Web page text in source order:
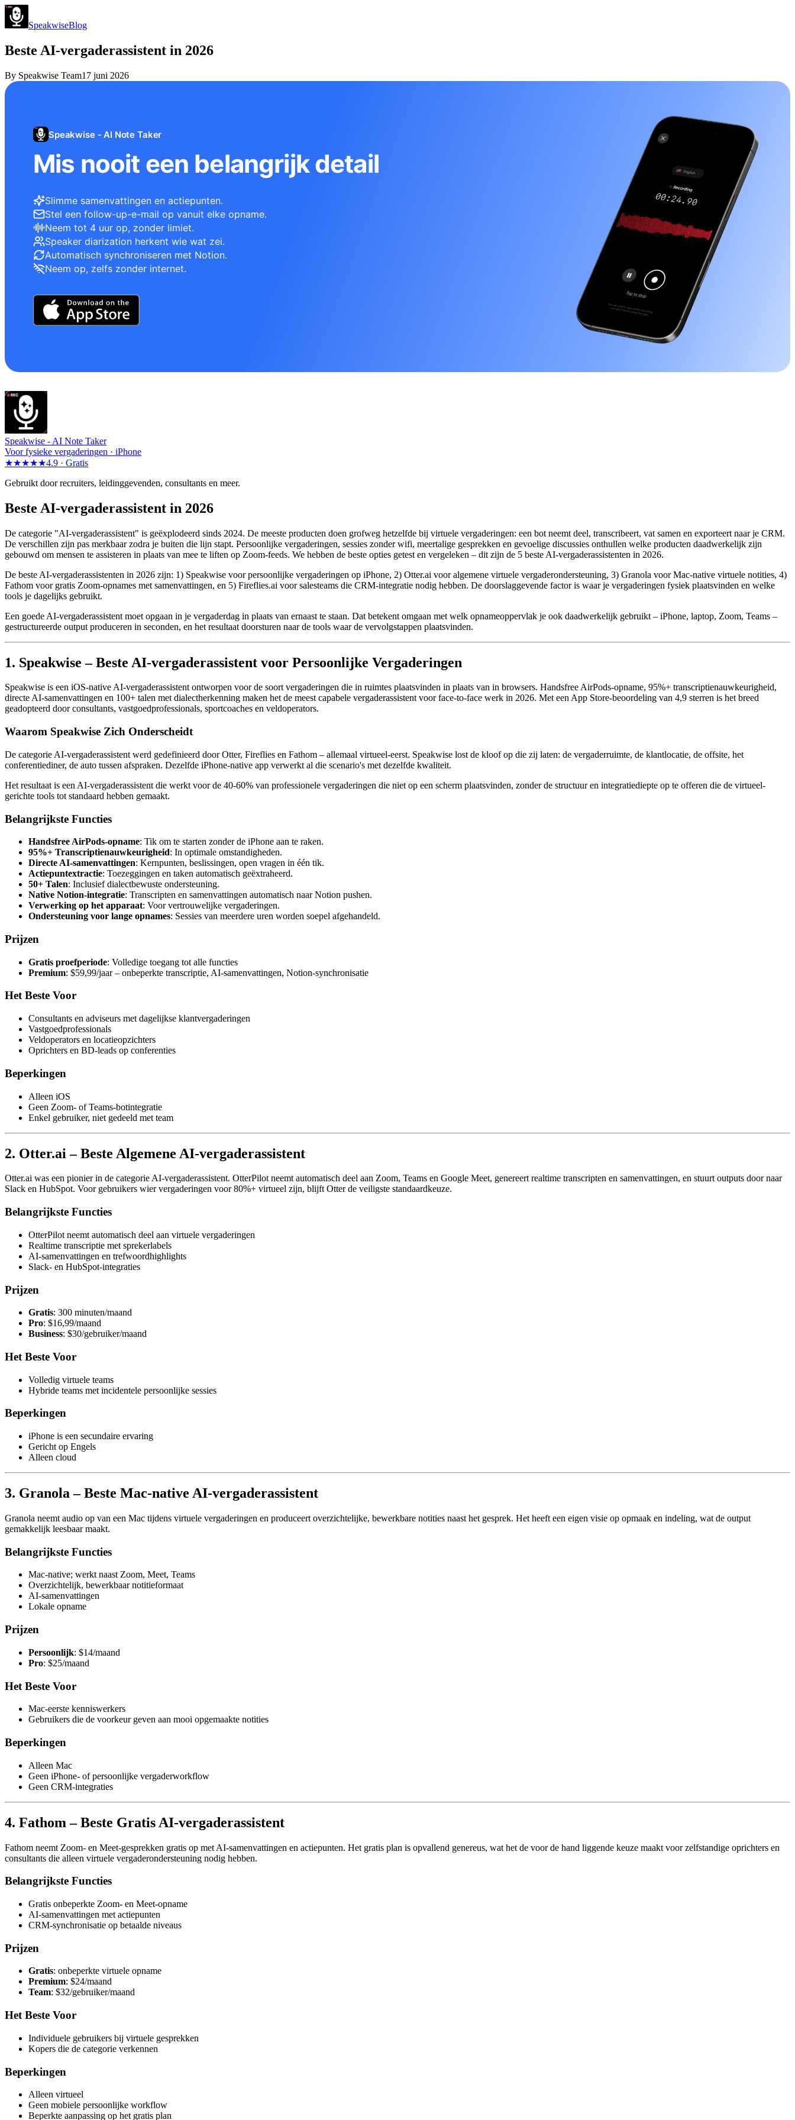
SpeakwiseBlog
Beste AI-vergaderassistent in 2026
By Speakwise Team17 juni 2026
Speakwise - AI Note Taker
Mis nooit een belangrijk detail
Slimme samenvattingen en actiepunten.
Stel een follow-up-e-mail op vanuit elke opname.
Neem tot 4 uur op, zonder limiet.
Speaker diarization herkent wie wat zei.
Automatisch synchroniseren met Notion.
Neem op, zelfs zonder internet.
Speakwise - AI Note Taker
Voor fysieke vergaderingen · iPhone
★★★★★4.9 · Gratis
Gebruikt door recruiters, leidinggevenden, consultants en meer.
Beste AI-vergaderassistent in 2026
De categorie "AI-vergaderassistent" is geëxplodeerd sinds 2024. De meeste producten doen grofweg hetzelfde bij virtuele vergaderingen: een bot neemt deel, transcribeert, vat samen en exporteert naar je CRM.
De verschillen zijn pas merkbaar zodra je buiten die lijn stapt. Persoonlijke vergaderingen, sessies zonder wifi, meertalige gesprekken en gevoelige discussies onthullen welke producten daadwerkelijk zijn
gebouwd om mensen te assisteren in plaats van mee te liften op Zoom-feeds. We hebben de beste opties getest en vergeleken – dit zijn de 5 beste AI-vergaderassistenten in 2026.
De beste AI-vergaderassistenten in 2026 zijn: 1) Speakwise voor persoonlijke vergaderingen op iPhone, 2) Otter.ai voor algemene virtuele vergaderondersteuning, 3) Granola voor Mac-native virtuele notities, 4)
Fathom voor gratis Zoom-opnames met samenvattingen, en 5) Fireflies.ai voor salesteams die CRM-integratie nodig hebben. De doorslaggevende factor is waar je vergaderingen fysiek plaatsvinden en welke
tools je dagelijks gebruikt.
Een goede AI-vergaderassistent moet opgaan in je vergaderdag in plaats van ernaast te staan. Dat betekent omgaan met welk opnameoppervlak je ook daadwerkelijk gebruikt – iPhone, laptop, Zoom, Teams –
gestructureerde output produceren in seconden, en het resultaat doorsturen naar de tools waar de vervolgstappen plaatsvinden.
1. Speakwise – Beste AI-vergaderassistent voor Persoonlijke Vergaderingen
Speakwise is een iOS-native AI-vergaderassistent ontworpen voor de soort vergaderingen die in ruimtes plaatsvinden in plaats van in browsers. Handsfree AirPods-opname, 95%+ transcriptienauwkeurigheid,
directe AI-samenvattingen en 100+ talen met dialectherkenning maken het de meest capabele vergaderassistent voor face-to-face werk in 2026. Met een App Store-beoordeling van 4,9 sterren is het breed
geadopteerd door consultants, vastgoedprofessionals, sportcoaches en veldoperators.
Waarom Speakwise Zich Onderscheidt
De categorie AI-vergaderassistent werd gedefinieerd door Otter, Fireflies en Fathom – allemaal virtueel-eerst. Speakwise lost de kloof op die zij laten: de vergaderruimte, de klantlocatie, de offsite, het
conferentiediner, de auto tussen afspraken. Dezelfde iPhone-native app verwerkt al die scenario's met dezelfde kwaliteit.
Het resultaat is een AI-vergaderassistent die werkt voor de 40-60% van professionele vergaderingen die niet op een scherm plaatsvinden, zonder de structuur en integratiediepte op te offeren die de virtueel-
gerichte tools tot standaard hebben gemaakt.
Belangrijkste Functies
Handsfree AirPods-opname: Tik om te starten zonder de iPhone aan te raken.
95%+ Transcriptienauwkeurigheid: In optimale omstandigheden.
Directe AI-samenvattingen: Kernpunten, beslissingen, open vragen in één tik.
Actiepuntextractie: Toezeggingen en taken automatisch geëxtraheerd.
50+ Talen: Inclusief dialectbewuste ondersteuning.
Native Notion-integratie: Transcripten en samenvattingen automatisch naar Notion pushen.
Verwerking op het apparaat: Voor vertrouwelijke vergaderingen.
Ondersteuning voor lange opnames: Sessies van meerdere uren worden soepel afgehandeld.
Prijzen
Gratis proefperiode: Volledige toegang tot alle functies
Premium: $59,99/jaar – onbeperkte transcriptie, AI-samenvattingen, Notion-synchronisatie
Het Beste Voor
Consultants en adviseurs met dagelijkse klantvergaderingen
Vastgoedprofessionals
Veldoperators en locatieopzichters
Oprichters en BD-leads op conferenties
Beperkingen
Alleen iOS
Geen Zoom- of Teams-botintegratie
Enkel gebruiker, niet gedeeld met team
2. Otter.ai – Beste Algemene AI-vergaderassistent
Otter.ai was een pionier in de categorie AI-vergaderassistent. OtterPilot neemt automatisch deel aan Zoom, Teams en Google Meet, genereert realtime transcripten en samenvattingen, en stuurt outputs door naar
Slack en HubSpot. Voor gebruikers wier vergaderingen voor 80%+ virtueel zijn, blijft Otter de veiligste standaardkeuze.
Belangrijkste Functies
OtterPilot neemt automatisch deel aan virtuele vergaderingen
Realtime transcriptie met sprekerlabels
AI-samenvattingen en trefwoordhighlights
Slack- en HubSpot-integraties
Prijzen
Gratis: 300 minuten/maand
Pro: $16,99/maand
Business: $30/gebruiker/maand
Het Beste Voor
Volledig virtuele teams
Hybride teams met incidentele persoonlijke sessies
Beperkingen
iPhone is een secundaire ervaring
Gericht op Engels
Alleen cloud
3. Granola – Beste Mac-native AI-vergaderassistent
Granola neemt audio op van een Mac tijdens virtuele vergaderingen en produceert overzichtelijke, bewerkbare notities naast het gesprek. Het heeft een eigen visie op opmaak en indeling, wat de output
gemakkelijk leesbaar maakt.
Belangrijkste Functies
Mac-native; werkt naast Zoom, Meet, Teams
Overzichtelijk, bewerkbaar notitieformaat
AI-samenvattingen
Lokale opname
Prijzen
Persoonlijk: $14/maand
Pro: $25/maand
Het Beste Voor
Mac-eerste kenniswerkers
Gebruikers die de voorkeur geven aan mooi opgemaakte notities
Beperkingen
Alleen Mac
Geen iPhone- of persoonlijke vergaderworkflow
Geen CRM-integraties
4. Fathom – Beste Gratis AI-vergaderassistent
Fathom neemt Zoom- en Meet-gesprekken gratis op met AI-samenvattingen en actiepunten. Het gratis plan is opvallend genereus, wat het de voor de hand liggende keuze maakt voor zelfstandige oprichters en
consultants die alleen virtuele vergaderondersteuning nodig hebben.
Belangrijkste Functies
Gratis onbeperkte Zoom- en Meet-opname
AI-samenvattingen met actiepunten
CRM-synchronisatie op betaalde niveaus
Prijzen
Gratis: onbeperkte virtuele opname
Premium: $24/maand
Team: $32/gebruiker/maand
Het Beste Voor
Individuele gebruikers bij virtuele gesprekken
Kopers die de categorie verkennen
Beperkingen
Alleen virtueel
Geen mobiele persoonlijke workflow
Beperkte aanpassing op het gratis plan